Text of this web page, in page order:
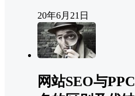
20年6月21日
网站SEO与